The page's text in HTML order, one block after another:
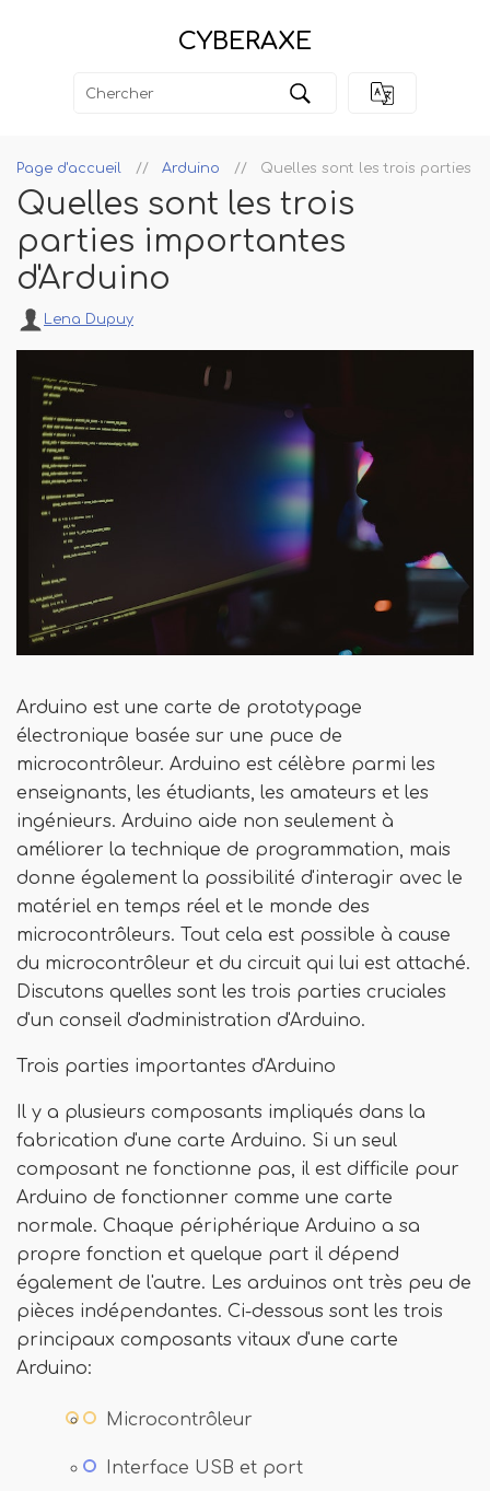
CYBERAXE
Page d'accueil Arduino Quelles sont les trois parties
Quelles sont les trois
parties importantes
d'Arduino
Lena Dupuy
Arduino est une carte de prototypage
électronique basée sur une puce de
microcontrôleur. Arduino est célèbre parmi les
enseignants, les étudiants, les amateurs et les
ingénieurs. Arduino aide non seulement à
améliorer la technique de programmation, mais
donne également la possibilité d'interagir avec le
matériel en temps réel et le monde des
microcontrôleurs. Tout cela est possible à cause
du microcontrôleur et du circuit qui lui est attaché.
Discutons quelles sont les trois parties cruciales
d'un conseil d'administration d'Arduino.
Trois parties importantes d'Arduino
Il y a plusieurs composants impliqués dans la
fabrication d'une carte Arduino. Si un seul
composant ne fonctionne pas, il est difficile pour
Arduino de fonctionner comme une carte
normale. Chaque périphérique Arduino a sa
propre fonction et quelque part il dépend
également de l'autre. Les arduinos ont très peu de
pièces indépendantes. Ci-dessous sont les trois
principaux composants vitaux d'une carte
Arduino:
Microcontrôleur
Interface USB et port